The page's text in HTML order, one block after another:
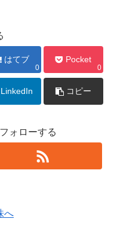
はてブ
0
Pocket
0
LinkedIn コピー
ォローする